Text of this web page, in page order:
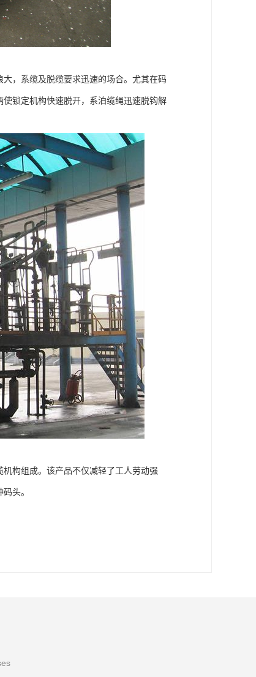
，系缆及脱缆要求迅速的场合。尤其在码
锁定机构快速脱开，系泊缆绳迅速脱钩解
构组成。该产品不仅减轻了工人劳动强
头。